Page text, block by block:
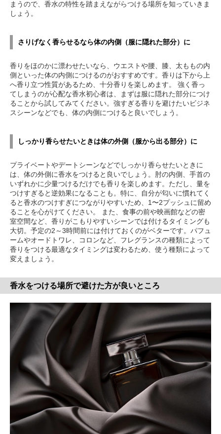
まうので、香水の特性を踏まえながらつける場所を知っていきま
しょう。
さりげなく香らせるなら体の内側（服に隠れた部分）に
香りをほのかに漂わせたいなら、ウエストや腰、膝、太ももの内
側といった体の内側につけるのがおすすめです。香りは下から上
へ香り立つ性質があるため、十分香りを楽しめます。 強く香っ
てしまうのが心配な香水初心者は、まずは服に隠れた部分につけ
ることから試してみてください。強すぎる香りを避けたいビジネ
スシーンなどでも、体の内側につけると良いでしょう。
しっかり香らせたいときは体の外側（服から出る部分）に
プライベートやデートシーンなどでしっかり香らせたいときに
は、体の外側に香水をつけると良いでしょう。肘の内側、手首の
いずれかに少量つけるだけでも香りを楽しめます。ただし、量を
つけすぎると逆効果になることも。特に、自分が匂いに慣れてく
ると香水のつけすぎにつながりやすいため、1〜2プッシュに留め
ることを心がけてください。 また、食事の前や映画館などの密
室空間など、香りがこもりやすいシーンでは付けるタイミングも
大切。予定の2～3時間前には付けておくのがベターです。パフュ
ームやオードトワレ、コロンなど、フレグランスの種類によって
香りをつける最適なタイミングは変わるため、使う種類によって
変えましょう。
香水をつける場所で避けた方が良いところ